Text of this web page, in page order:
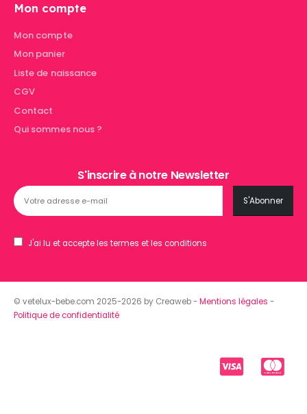
Mon compte
Mon compte
Mon panier
Liste de naissance
CGV
Contact
Qui sommes nous ?
S'inscrire à notre Newsletter
J'ai lu et accepte les termes et les conditions
© vetelux-bebe.com 2025-2026 by Creaweb -Mentions légales -
Politique de confidentialité